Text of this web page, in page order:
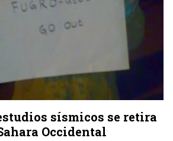
sísmicos se retira
Occidental